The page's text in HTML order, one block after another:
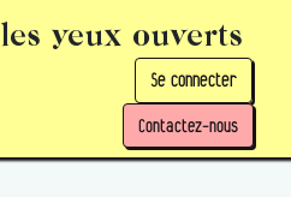
les yeux ouverts
Se connecter
Contactez-nous